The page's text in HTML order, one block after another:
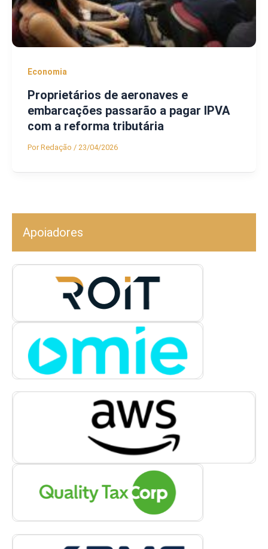
Economia
Proprietários de aeronaves e
embarcações passarão a pagar IPVA
com a reforma tributária
PorRedação / 23/04/2026
Apoiadores